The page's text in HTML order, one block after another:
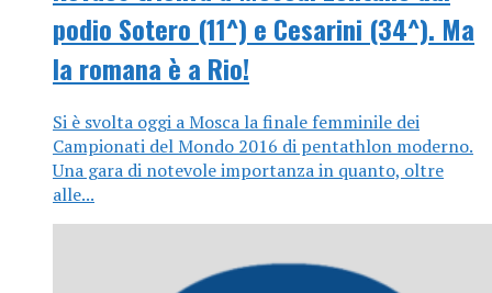
podio Sotero (11^) e Cesarini (34^). Ma
la romana è a Rio!
Si è svolta oggi a Mosca la finale femminile dei
Campionati del Mondo 2016 di pentathlon moderno.
Una gara di notevole importanza in quanto, oltre
alle...